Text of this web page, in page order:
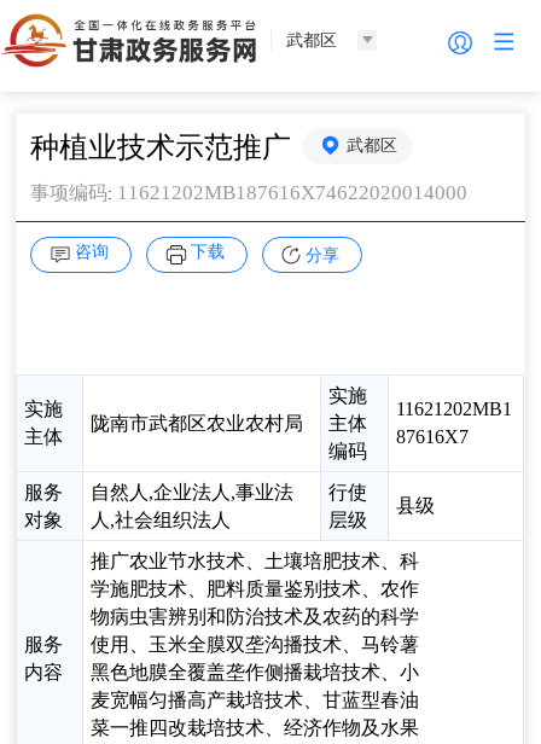
武都区
种植业技术示范推广 武都区
事项编码: 11621202MB187616X74622020014000
咨询 下载 分享
实施
主体
陇南市武都区农业农村局
实施
主体
编码
11621202MB1
87616X7
服务
对象
自然人,企业法人,事业法
人,社会组织法人
行使
层级
县级
服务
内容
推广农业节水技术、土壤培肥技术、科
学施肥技术、肥料质量鉴别技术、农作
物病虫害辨别和防治技术及农药的科学
使用、玉米全膜双垄沟播技术、马铃薯
黑色地膜全覆盖垄作侧播栽培技术、小
麦宽幅匀播高产栽培技术、甘蓝型春油
菜一推四改栽培技术、经济作物及水果